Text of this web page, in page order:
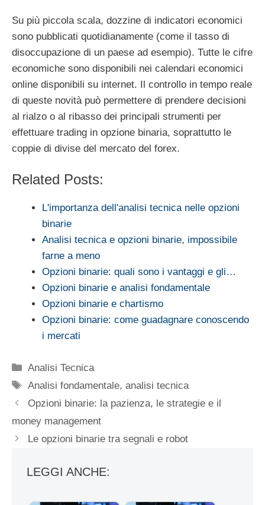
Su più piccola scala, dozzine di indicatori economici
sono pubblicati quotidianamente (come il tasso di
disoccupazione di un paese ad esempio). Tutte le cifre
economiche sono disponibili nei calendari economici
online disponibili su internet. Il controllo in tempo reale
di queste novità può permettere di prendere decisioni
al rialzo o al ribasso dei principali strumenti per
effettuare trading in opzione binaria, soprattutto le
coppie di divise del mercato del forex.
Related Posts:
L'importanza dell'analisi tecnica nelle opzioni
binarie
Analisi tecnica e opzioni binarie, impossibile
farne a meno
Opzioni binarie: quali sono i vantaggi e gli…
Opzioni binarie e analisi fondamentale
Opzioni binarie e chartismo
Opzioni binarie: come guadagnare conoscendo
i mercati
Categorie
Analisi Tecnica
Tag
Analisi fondamentale,analisi tecnica
Opzioni binarie: la pazienza, le strategie e il
money management
Le opzioni binarie tra segnali e robot
LEGGI ANCHE: